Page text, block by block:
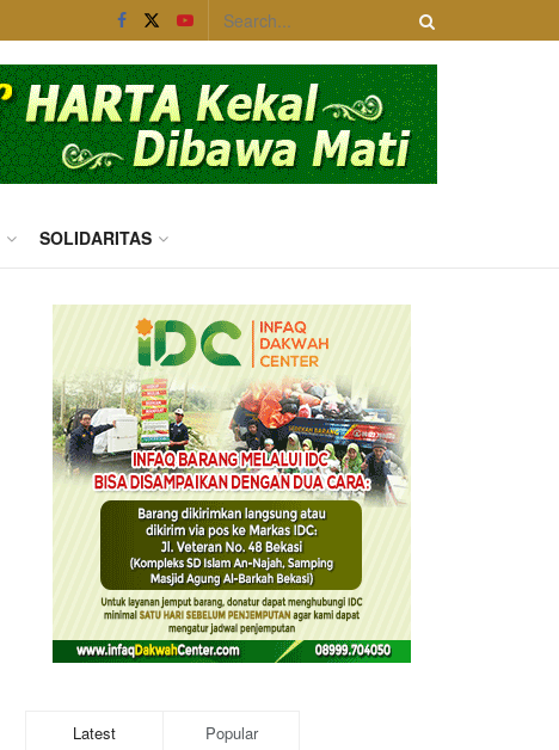
SOLIDARITAS
Latest Popular